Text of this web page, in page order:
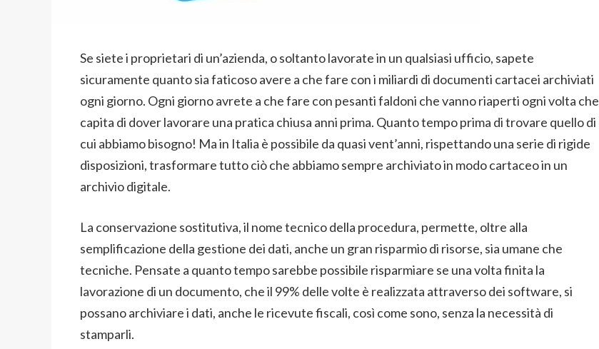
Se siete i proprietari di un’azienda, o soltanto lavorate in un qualsiasi ufficio, sapete
sicuramente quanto sia faticoso avere a che fare con i miliardi di documenti cartacei archiviati
ogni giorno. Ogni giorno avrete a che fare con pesanti faldoni che vanno riaperti ogni volta che
capita di dover lavorare una pratica chiusa anni prima. Quanto tempo prima di trovare quello di
cui abbiamo bisogno! Ma in Italia è possibile da quasi vent’anni, rispettando una serie di rigide
disposizioni, trasformare tutto ciò che abbiamo sempre archiviato in modo cartaceo in un
archivio digitale.
La conservazione sostitutiva, il nome tecnico della procedura, permette, oltre alla
semplificazione della gestione dei dati, anche un gran risparmio di risorse, sia umane che
tecniche. Pensate a quanto tempo sarebbe possibile risparmiare se una volta finita la
lavorazione di un documento, che il 99% delle volte è realizzata attraverso dei software, si
possano archiviare i dati, anche le ricevute fiscali, così come sono, senza la necessità di
stamparli.